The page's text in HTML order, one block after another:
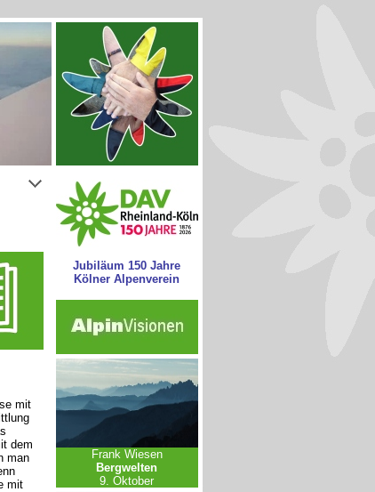
mit
dem
man
mit
Jubiläum 150 Jahre
Kölner Alpenverein
Frank Wiesen
Bergwelten
9. Oktober